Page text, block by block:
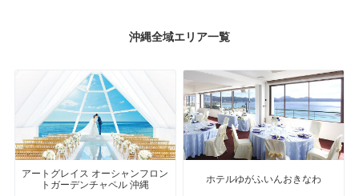
沖縄全域エリア一覧
アートグレイス オーシャンフロン
トガーデンチャペル 沖縄
ホテルゆがふいんおきなわ